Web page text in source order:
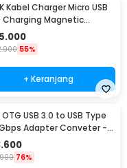
Kabel Charger Micro USB
Charging Magnetic
5V 2.4A 1M - CS1711
55%
+ Keranjang
OTG USB 3.0 to USB Type
Adapter Conveter -
76%